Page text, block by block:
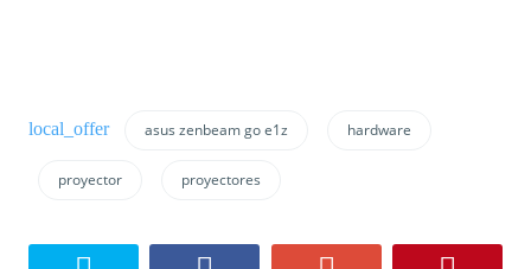
asus zenbeam go e1z hardware
proyector proyectores